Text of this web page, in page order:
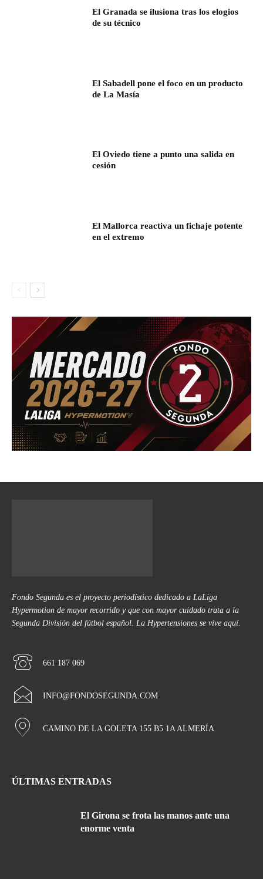
El Granada se ilusiona tras los elogios
de su técnico
El Sabadell pone el foco en un producto
de La Masía
El Oviedo tiene a punto una salida en
cesión
El Mallorca reactiva un fichaje potente
en el extremo
Fondo Segunda es el proyecto periodístico dedicado a LaLiga
Hypermotion de mayor recorrido y que con mayor cuidado trata a la
Segunda División del fútbol español. La Hypertensiones se vive aquí.
661 187 069
INFO@FONDOSEGUNDA.COM
CAMINO DE LA GOLETA 155 B5 1A ALMERÍA
ÚLTIMAS ENTRADAS
El Girona se frota las manos ante una
enorme venta